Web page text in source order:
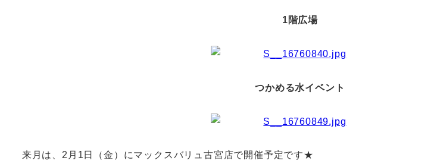
1階広場
つかめる水イベント
来月は、2月1日（金）にマックスバリュ古宮店で開催予定です★